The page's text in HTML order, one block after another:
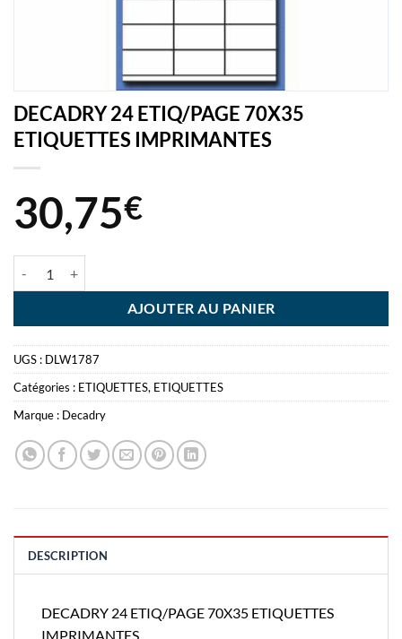
DECADRY 24 ETIQ/PAGE 70X35
ETIQUETTES IMPRIMANTES
30,75€
AJOUTER AU PANIER
UGS : DLW1787
Catégories : ETIQUETTES, ETIQUETTES
Marque : Decadry
DESCRIPTION
DECADRY 24 ETIQ/PAGE 70X35 ETIQUETTES
IMPRIMANTES